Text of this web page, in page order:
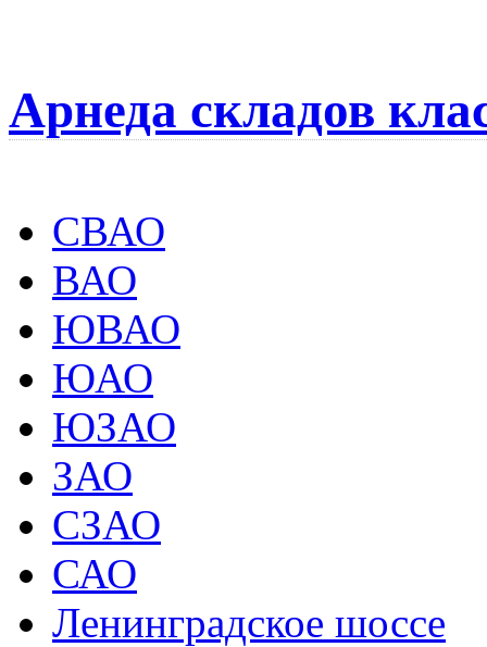
Арнеда складов
СВАО
ВАО
ЮВАО
ЮАО
ЮЗАО
ЗАО
СЗАО
САО
Ленинградское шоссе